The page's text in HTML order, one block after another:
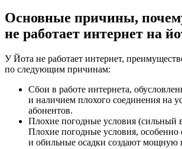
Основные причины,
не работает интернет на
У Йота не работает интернет,
по следующим причинам:
Сбои в работе интернета,
и наличием плохого соединения на
абонентов.
Плохие погодные условия (сильный
Плохие погодные условия, особенно
и обильные осадки создают мощную